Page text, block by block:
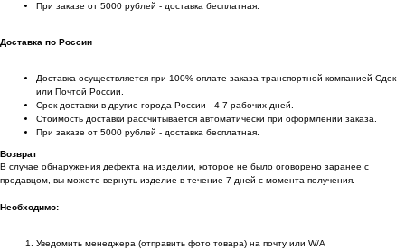
При заказе от 5000 рублей - доставка бесплатная.
Доставка по России
Доставка осуществляется при 100% оплате заказа транспортной компанией Сдек
или Почтой России.
Срок доставки в другие города России - 4-7 рабочих дней.
Стоимость доставки рассчитывается автоматически при оформлении заказа.
При заказе от 5000 рублей - доставка бесплатная.
Возврат
В случае обнаружения дефекта на изделии, которое не было оговорено заранее с
продавцом, вы можете вернуть изделие в течение 7 дней с момента получения.
Необходимо:
Уведомить менеджера (отправить фото товара) на почту или W/А